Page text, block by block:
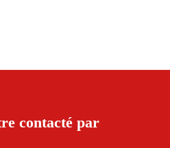
contacté par